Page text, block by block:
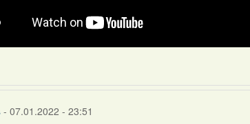
- 07.01.2022 - 23:51